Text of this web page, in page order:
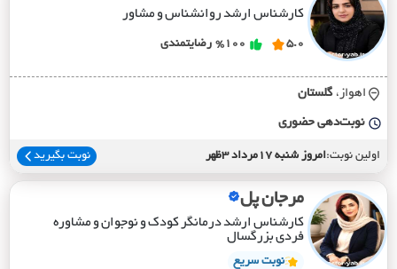
کارشناس ارشد روانشناس و مشاور
5.0
%100 رضایتمندی
اهواز، گلستان
نوبت‌دهی حضوری
اولین نوبت:امروز شنبه 17مرداد 3ظهر نوبت بگیرید
مرجان پل
کارشناس ارشد درمانگر کودک و نوجوان و مشاوره
فردی بزرگسال
نوبت سریع